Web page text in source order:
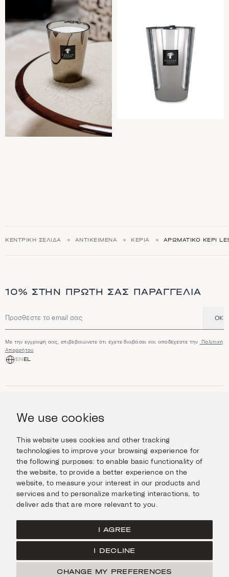
We use cookies
This website uses cookies and other tracking
technologies to improve your browsing experience for
the following purposes:to enable basic functionality of
the website,to provide a better experience on the
website,to measure your interest in our products and
services and to personalize marketing interactions, to
deliver ads that are more relevant to you
I AGREE
I DECLINE
CHANGE MY PREFERENCES
ΚΕΝΤΡΙΚΉ ΣΕΛΊΔΑ ΑΝΤΙΚΕΊΜΕΝΑ ΚΕΡΙΆ ΑΡΩΜΑΤΙΚΌ ΚΕΡΊ
10% ΣΤΗΝ ΠΡΏΤΗ ΣΑΣ ΠΑΡΑΓΓΕΛΊΑ
Διεύθυνση email OK
Με την εγγραφή σας, επιβεβαιώνετε ότι έχετε διαβάσει και αποδέχεστε την
Πολιτική
Απορρήτου
EN EL
Κοσμήματα
Ρολόγια
Ταξιδέψτε με Στυλ
ΠΛΗΡΟΦΟΡΊΕΣ
Βοήθεια και Ερωτήσεις
Αποστολές και επιστροφές
Επικοινωνήστε μαζί μας
ΣΧΕΤΙΚΆ ΜΕ ΕΜΆΣ
Η οικογένεια Ιμάνογλου
Τα καταστήματά μας
Facebook
Instagram
ΝΟΜΙΚΆ
Όροι χρήσης
Πολιτική Cookies